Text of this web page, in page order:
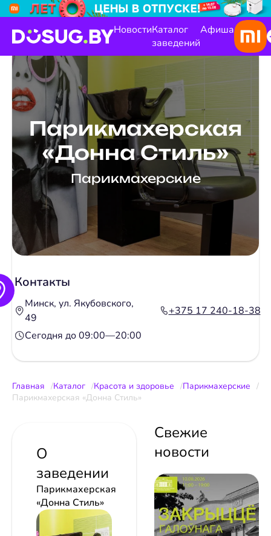
НовостиКаталог
заведений
Афиша
Парикмахерская
«Донна Стиль»
Парикмахерские
Контакты
Минск, ул. Якубовского,
49
+375 17 240-18-38
Сегодня до 09:00—20:00
Главная Каталог Красота и здоровье
Парикмахерские
Парикмахерская «Донна Стиль»
О
заведении
Парикмахерская
«Донна Стиль»
Свежие
новости